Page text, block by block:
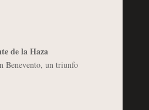
de la Haza
Benevento, un triunfo